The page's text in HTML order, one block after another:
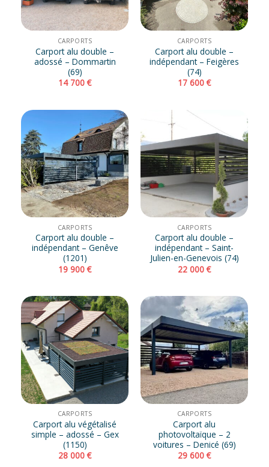
CARPORTS
Carport alu double –
adossé – Dommartin
(69)
14 700€
CARPORTS
Carport alu double –
indépendant – Feigères
(74)
17 600€
CARPORTS
Carport alu double –
indépendant – Genêve
(1201)
19 900€
CARPORTS
Carport alu double –
indépendant – Saint-
Julien-en-Genevois (74)
22 000€
CARPORTS
Carport alu végétalisé
simple – adossé – Gex
(1150)
28 000€
CARPORTS
Carport alu
photovoltaïque – 2
voitures – Denicé (69)
29 600€